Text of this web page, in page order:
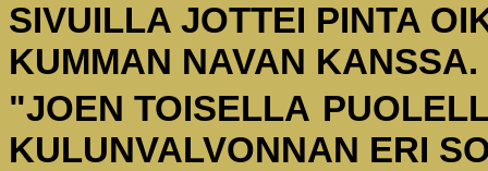
SIVUILLA JOTTEI PINTA
KUMMAN NAVAN
"JOEN TOISELLA
KULUNVALVONNAN ERI